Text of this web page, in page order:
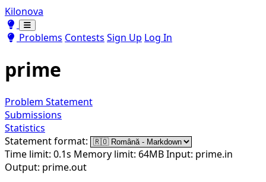
Kilonova
Toggle theme
Toggle theme
Problems Contests Sign Up Log In
prime
Problem Statement
Submissions
Statistics
Statement format:
Time limit: 0.1s Memory limit: 64MBInput: prime.in
Output: prime.out